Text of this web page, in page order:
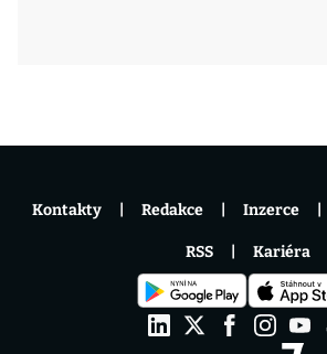
Kontakty Redakce Inzerce
RSS Kariéra